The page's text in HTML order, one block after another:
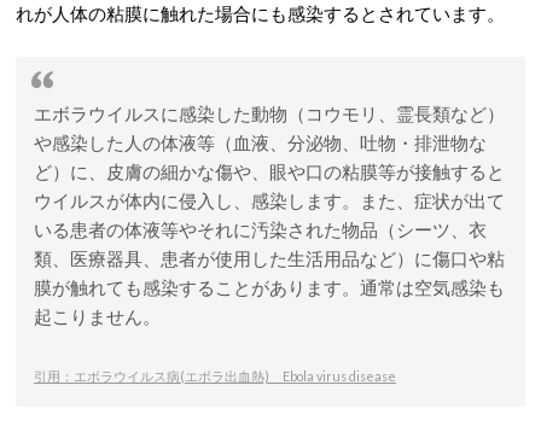
れが人体の粘膜に触れた場合にも感染するとされています。
エボラウイルスに感染した動物（コウモリ、霊長類など）
や感染した人の体液等（血液、分泌物、吐物・排泄物な
ど）に、皮膚の細かな傷や、眼や口の粘膜等が接触すると
ウイルスが体内に侵入し、感染します。また、症状が出て
いる患者の体液等やそれに汚染された物品（シーツ、衣
類、医療器具、患者が使用した生活用品など）に傷口や粘
膜が触れても感染することがあります。通常は空気感染も
起こりません。
引用：エボラウイルス病(エボラ出血熱) Ebola virus disease